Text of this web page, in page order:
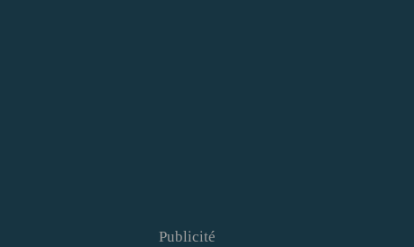
Publicité